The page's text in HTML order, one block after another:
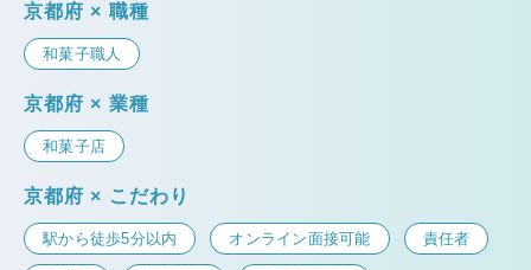
京都府 × 職種
和菓子職人
京都府 × 業種
和菓子店
京都府 × こだわり
駅から徒歩5分以内 オンライン面接可能 責任者